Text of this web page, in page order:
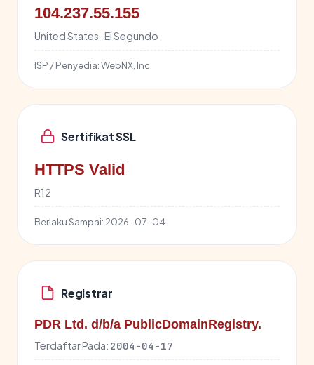
104.237.55.155
United States · El Segundo
ISP / Penyedia:WebNX, Inc.
Sertifikat SSL
HTTPS Valid
R12
Berlaku Sampai: 2026-07-04
Registrar
PDR Ltd. d/b/a PublicDomainRegistry.
Terdaftar Pada: 2004-04-17